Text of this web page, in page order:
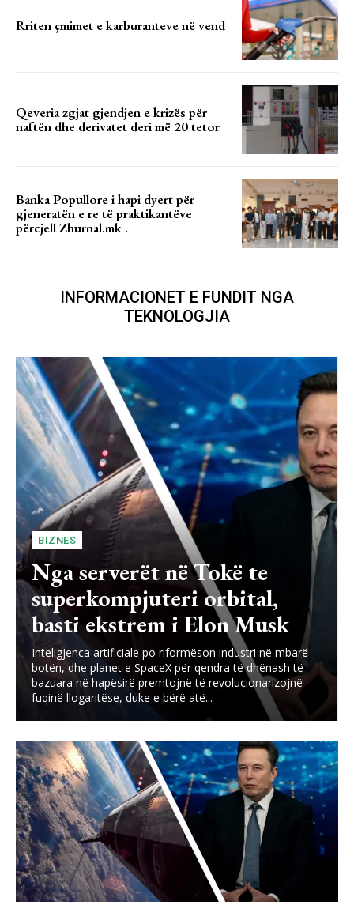
Rriten çmimet e karburanteve në vend
Qeveria zgjat gjendjen e krizës për
naftën dhe derivatet deri më 20 tetor
Banka Popullore i hapi dyert për
gjeneratën e re të praktikantëve
përcjell Zhurnal.mk .
INFORMACIONET E FUNDIT NGA
TEKNOLOGJIA
BIZNES
Nga serverët në Tokë te
superkompjuteri orbital,
basti ekstrem i Elon Musk
Inteligjenca artificiale po riformëson industri në mbarë
botën, dhe planet e SpaceX për qendra të dhënash të
bazuara në hapësirë premtojnë të revolucionarizojnë
fuqinë llogaritëse, duke e bërë atë...